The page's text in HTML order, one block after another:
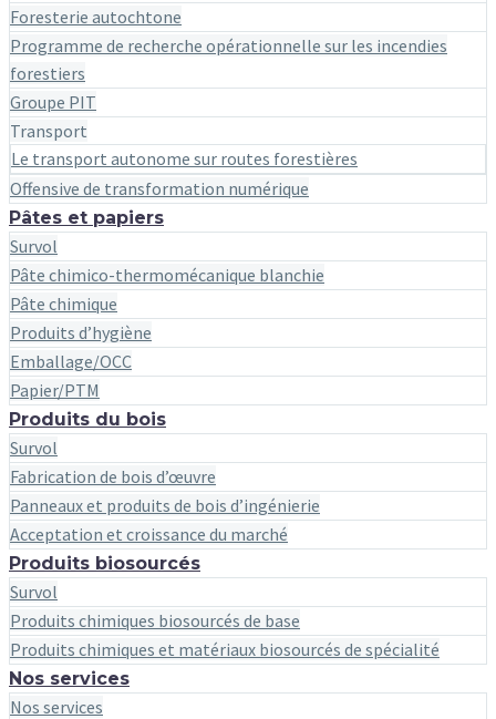
Foresterie autochtone
Programme de recherche opérationnelle sur les incendies
forestiers
Groupe PIT
Transport
Le transport autonome sur routes forestières
Offensive de transformation numérique
Pâtes et papiers
Survol
Pâte chimico-thermomécanique blanchie
Pâte chimique
Produits d’hygiène
Emballage/OCC
Papier/PTM
Produits du bois
Survol
Fabrication de bois d’œuvre
Panneaux et produits de bois d’ingénierie
Acceptation et croissance du marché
Produits biosourcés
Survol
Produits chimiques biosourcés de base
Produits chimiques et matériaux biosourcés de spécialité
Nos services
Nos services